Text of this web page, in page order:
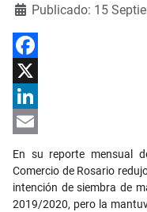
Detalles
Publicado: 15
Facebook
X
LinkedIn
En su reporte mensual
Comercio de Rosario
intención de siembra de
2019/2020, pero la